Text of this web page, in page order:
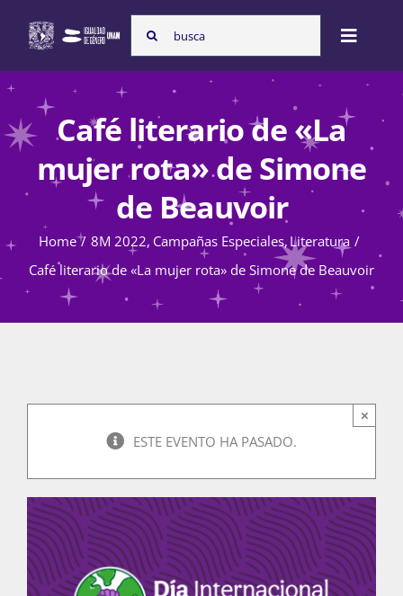
content
Search
for:
Toggle
Nosotras
Programas
Atención de la violencia de género
La Boletina
Café literario de «La
mujer rota» de Simone
de Beauvoir
Home 8M 2022 Campañas Especiales Literatura
Café literario de «La mujer rota» de Simone de Beauvoir
ESTE EVENTO HA PASADO.
×